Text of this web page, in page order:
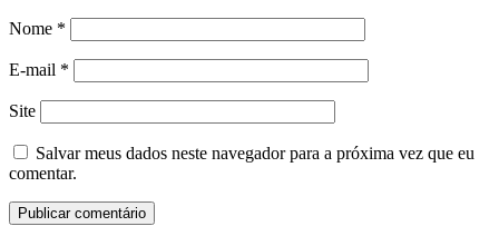
Nome *
E-mail *
Site
Salvar meus dados neste navegador para a próxima vez que eu
comentar.